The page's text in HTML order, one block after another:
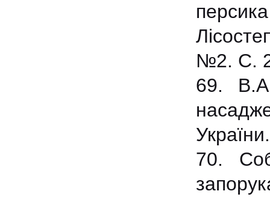
№2. С.
69.
70.